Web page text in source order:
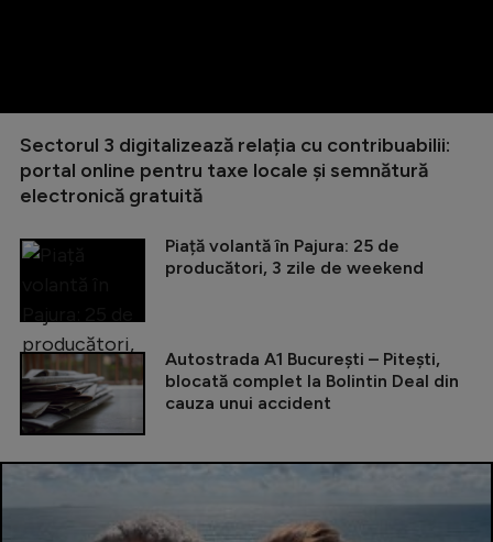
Sectorul 3 digitalizează relația cu contribuabilii:
portal online pentru taxe locale și semnătură
electronică gratuită
Piață volantă în Pajura: 25 de
producători, 3 zile de weekend
Autostrada A1 București – Pitești,
blocată complet la Bolintin Deal din
cauza unui accident